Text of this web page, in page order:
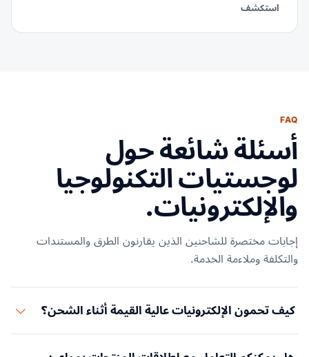
استكشف
FAQ
أسئلة شائعة حول
لوجستيات التكنولوجيا
والإلكترونيات.
إجابات مختصرة للشاحنين الذين يقارنون الطرق والمستندات
والتكلفة وملاءمة الخدمة.
كيف تحمون الإلكترونيات عالية القيمة أثناء الشحن؟